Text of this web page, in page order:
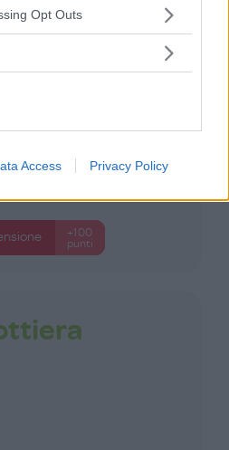
app uses one or more Google
behaviour. You may click to
purposes in below Google
Opt Outs
Access Privacy Policy
+100
punti